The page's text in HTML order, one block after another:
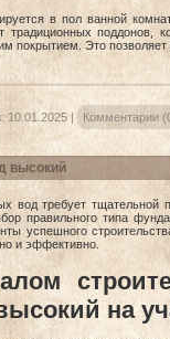
в пол ванной
поддонов,
покрытием. Это
10.01.2025 | Комментарии
высокий
вод требует тщательной
правильного типа
успешного
и эффективно.
на